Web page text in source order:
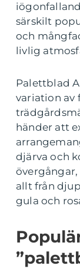
särskilt
och
livlig
Palettblad
variation av
händer att
djärva och
allt från
gula och